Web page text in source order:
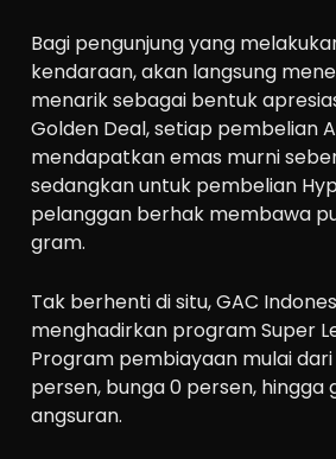
Bagi pengunjung yang
kendaraan, akan langsung
menarik sebagai bentuk
Golden Deal, setiap pembelian
mendapatkan emas murni
sedangkan untuk pembelian
pelanggan berhak membawa
gram.
Tak berhenti di situ, GAC
menghadirkan program Super
Program pembiayaan mulai dari
persen, bunga 0 persen, hingga
angsuran.